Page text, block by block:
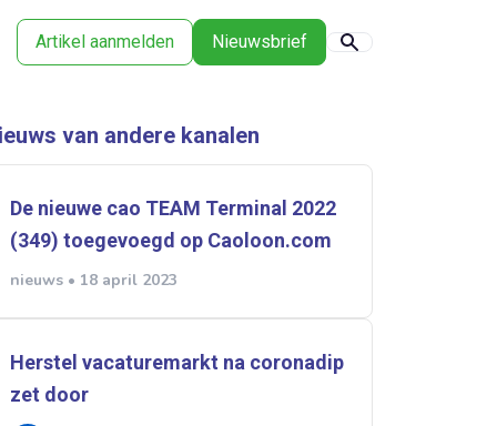
Artikel aanmelden Nieuwsbrief
van andere kanalen
De nieuwe cao TEAM Terminal 2022
(349) toegevoegd op Caoloon.com
nieuws • 18 april 2023
Herstel vacaturemarkt na coronadip
zet door